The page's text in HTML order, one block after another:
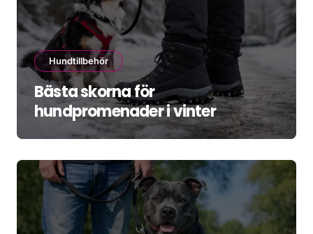
Hundtillbehör
Bästa skorna för
hundpromenader i vinter